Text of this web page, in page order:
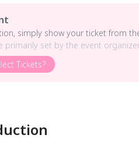
simply show your ticket from
primarily set by the event
Tickets?